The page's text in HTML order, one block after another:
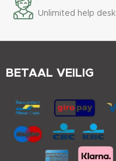
Unlimited help desk
BETAAL VEILIG